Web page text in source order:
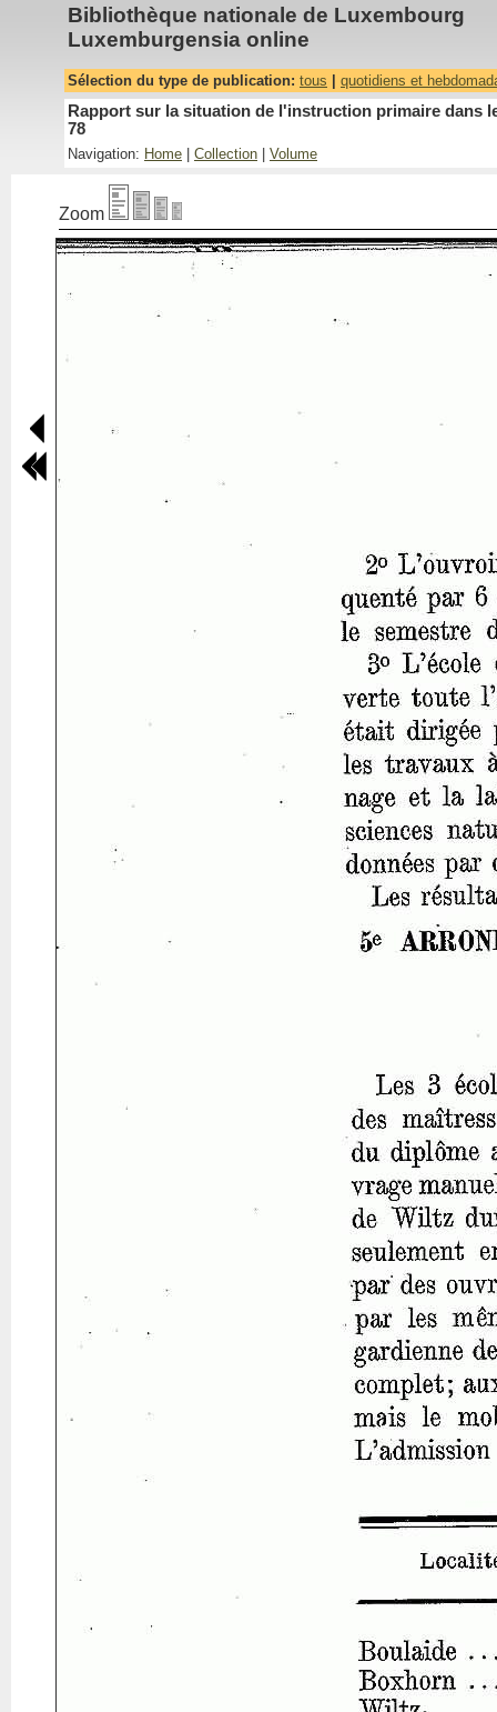
Bibliothèque nationale de Luxembourg
Luxemburgensia online
Sélection du type de publication: tous quotidiens et
Rapport sur la situation de l'instruction primaire dans
78
Navigation: Home Collection Volume
Zoom